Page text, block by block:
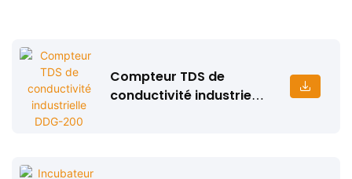
Compteur TDS de
conductivité industrielle